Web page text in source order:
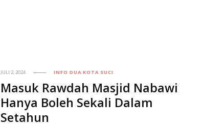
JULI 2, 2024 INFO DUA KOTA SUCI
Masuk Rawdah Masjid Nabawi
Hanya Boleh Sekali Dalam
Setahun